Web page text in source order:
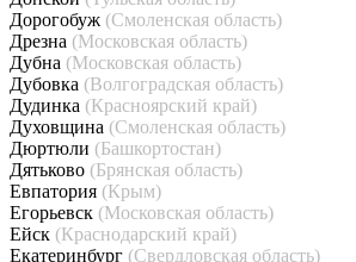
Дорогобуж (Смоленская область)
Дрезна (Московская область)
Дубна (Московская область)
Дубовка (Волгоградская область)
Дудинка (Красноярский край)
Духовщина (Смоленская область)
Дюртюли (Башкортостан)
Дятьково (Брянская область)
Евпатория (Крым)
Егорьевск (Московская область)
Ейск (Краснодарский край)
Екатеринбург (Свердловская область)